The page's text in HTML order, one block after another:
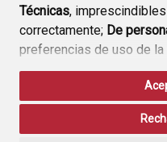
Técnicas,
correctamente; De
preferencias de uso de la
funcionamiento de la
Si acepta pulsando el
consideramos que